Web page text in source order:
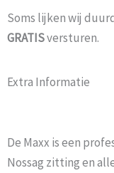
Soms lijken wij
GRATISversturen.
Extra Informatie
De Maxx is een
Nossag zitting en